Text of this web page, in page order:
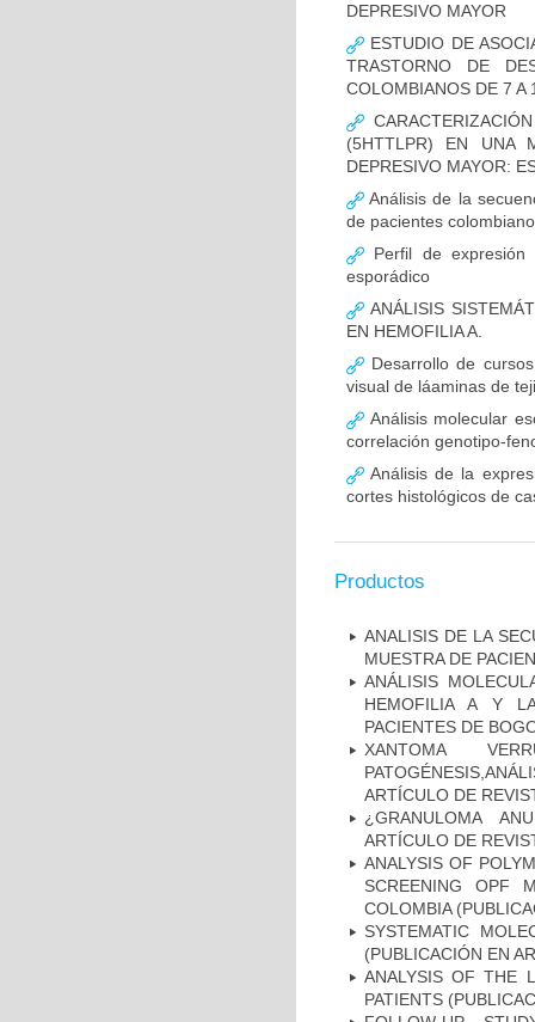
DEPRESIVO MAYOR
ESTUDIO DE
TRASTORNO DE
COLOMBIANOS DE 7 A
(5HTTLPR) EN UNA
DEPRESIVO MAYOR:
Análisis de la
de pacientes
Perfil de expresión
esporádico
ANÁLISIS
EN HEMOFILIA A.
Desarrollo de
visual de láaminas de
Análisis molecular
correlación genotipo-
Análisis de la
cortes histológicos de
Productos
ANALISIS DE LA
MUESTRA DE
ANÁLISIS
HEMOFILIA A Y
PACIENTES DE
XANTOMA
ARTÍCULO DE
¿GRANULOMA
ARTÍCULO DE
ANALYSIS OF
SCREENING OPF
COLOMBIA
SYSTEMATIC
(PUBLICACIÓN EN
ANALYSIS OF THE
PATIENTS